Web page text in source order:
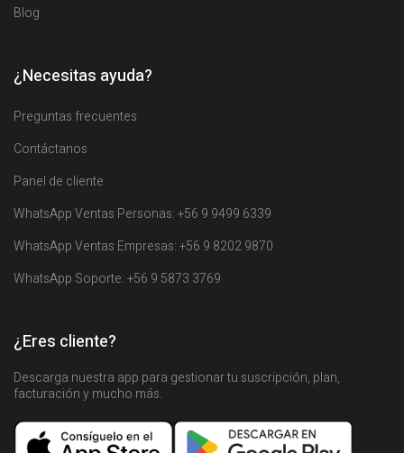
Blog
¿Necesitas ayuda?
Preguntas frecuentes
Contáctanos
Panel de cliente
WhatsApp Ventas Personas: +56 9 9499 6339
WhatsApp Ventas Empresas: +56 9 8202 9870
WhatsApp Soporte: +56 9 5873 3769
¿Eres cliente?
Descarga nuestra app para gestionar tu suscripción, plan,
facturación y mucho más.